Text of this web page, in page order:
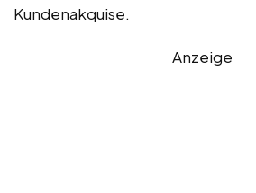
Kundenakquise.
Anzeige